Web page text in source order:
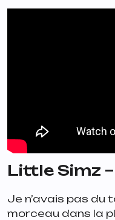
Little Simz
Je n’avais pas du
morceau dans la